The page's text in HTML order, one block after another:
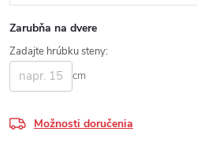
Zarubňa na dvere
Zadajte hrúbku steny:
cm
Možnosti doručenia